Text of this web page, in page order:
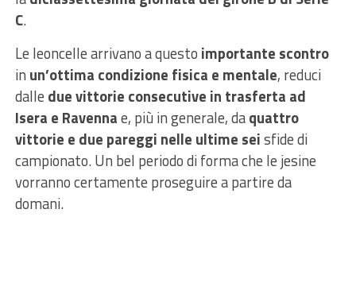
C.
Le leoncelle arrivano a questo importante scontro
in un’ottima condizione fisica e mentale, reduci
dalle due vittorie consecutive in trasferta ad
Isera e Ravennae, più in generale, daquattro
vittorie e due pareggi nelle ultime seisfide di
campionato. Un bel periodo di forma che le jesine
vorranno certamente proseguire a partire da
domani.